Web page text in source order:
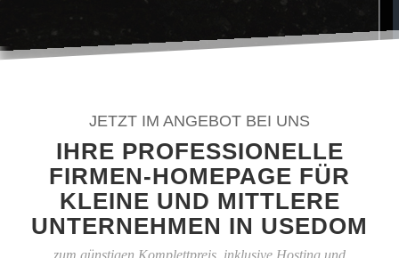
JETZT IM ANGEBOT BEI UNS
IHRE PROFESSIONELLE
FIRMEN-HOMEPAGE FÜR
KLEINE UND MITTLERE
UNTERNEHMEN IN USEDOM
zum günstigen Komplettpreis, inklusive Hosting und